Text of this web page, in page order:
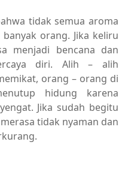
tidak semua aroma
orang. Jika keliru
menjadi bencana dan
diri. Alih – alih
orang – orang di
hidung karena
Jika sudah begitu
tidak nyaman dan